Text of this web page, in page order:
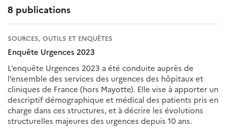
8 publications
SOURCES, OUTILS ET ENQUÊTES
Enquête Urgences 2023
L’enquête Urgences 2023 a été conduite auprès de
l’ensemble des services des urgences des hôpitaux et
cliniques de France (hors Mayotte). Elle vise à apporter un
descriptif démographique et médical des patients pris en
charge dans ces structures, et à décrire les évolutions
structurelles majeures des urgences depuis 10 ans.